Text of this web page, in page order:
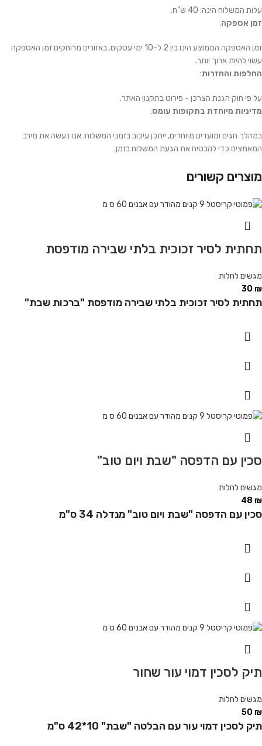
עלות המשלוח הינה: 40 ש"ח.
זמן אספקה:
זמן האספקה הממוצע הינו בין 2 ל-10 ימי עסקים. באזורים מרוחקים זמן האספקה
עשוי להיות ארוך יותר.
החלפות והחזרות:
על פי חוק הגנת הצרכן - פירוט בתקנון האתר.
מדיניות מיוחדת בתקופות עומס:
במהלך חגים ומועדים מיוחדים, ייתכן עיכוב בזמני המשלוח. אנו נעשה את מירב
המאמצים כדי להבטיח את הגעת המשלוח בזמן.
מוצרים קשורים
תחתית לסיר זכוכית בלתי שבירה מודפסת
מגשים לחלות
30 ₪
תחתית לסיר זכוכית בלתי שבירה מודפסת "ברכות שבת"
סכין עם הדפסה "שבת ויום טוב"
מגשים לחלות
48 ₪
סכין עם הדפסה "שבת ויום טוב" מנדלה 34 ס"מ
תיק לסכין דמוי עור שחור
מגשים לחלות
50 ₪
תיק לסכין דמוי עור עם הבלטה "שבת" 10*42 ס"מ